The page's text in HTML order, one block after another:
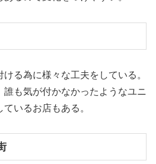
る為に様々な工夫をしている。
も気が付かなかったようなユニ
いるお店もある。